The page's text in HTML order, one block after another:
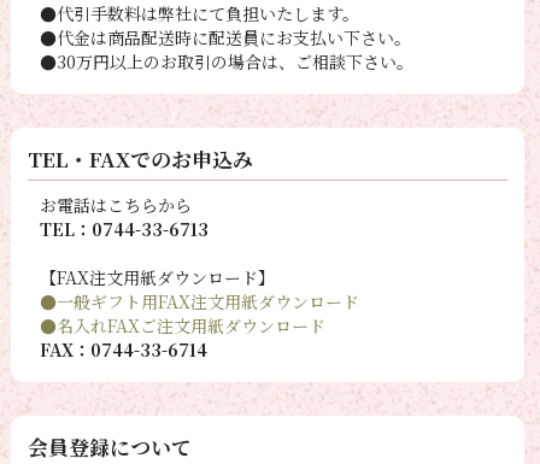
●代引手数料は弊社にて負担いたします。
●代金は商品配送時に配送員にお支払い下さい。
●30万円以上のお取引の場合は、ご相談下さい。
TEL・FAXでのお申込み
お電話はこちらから
TEL：0744-33-6713
【FAX注文用紙ダウンロード】
●一般ギフト用FAX注文用紙ダウンロード
●名入れFAXご注文用紙ダウンロード
FAX：0744-33-6714
会員登録について